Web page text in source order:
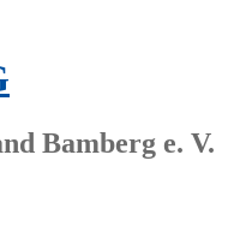
Bamberg e. V.